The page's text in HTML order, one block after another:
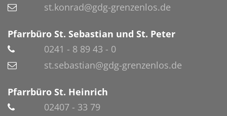
st.konrad@gdg-grenzenlos.de
Pfarrbüro St. Sebastian und St. Peter
0241 - 8 89 43 - 0
st.sebastian@gdg-grenzenlos.de
Pfarrbüro St. Heinrich
02407 - 33 79